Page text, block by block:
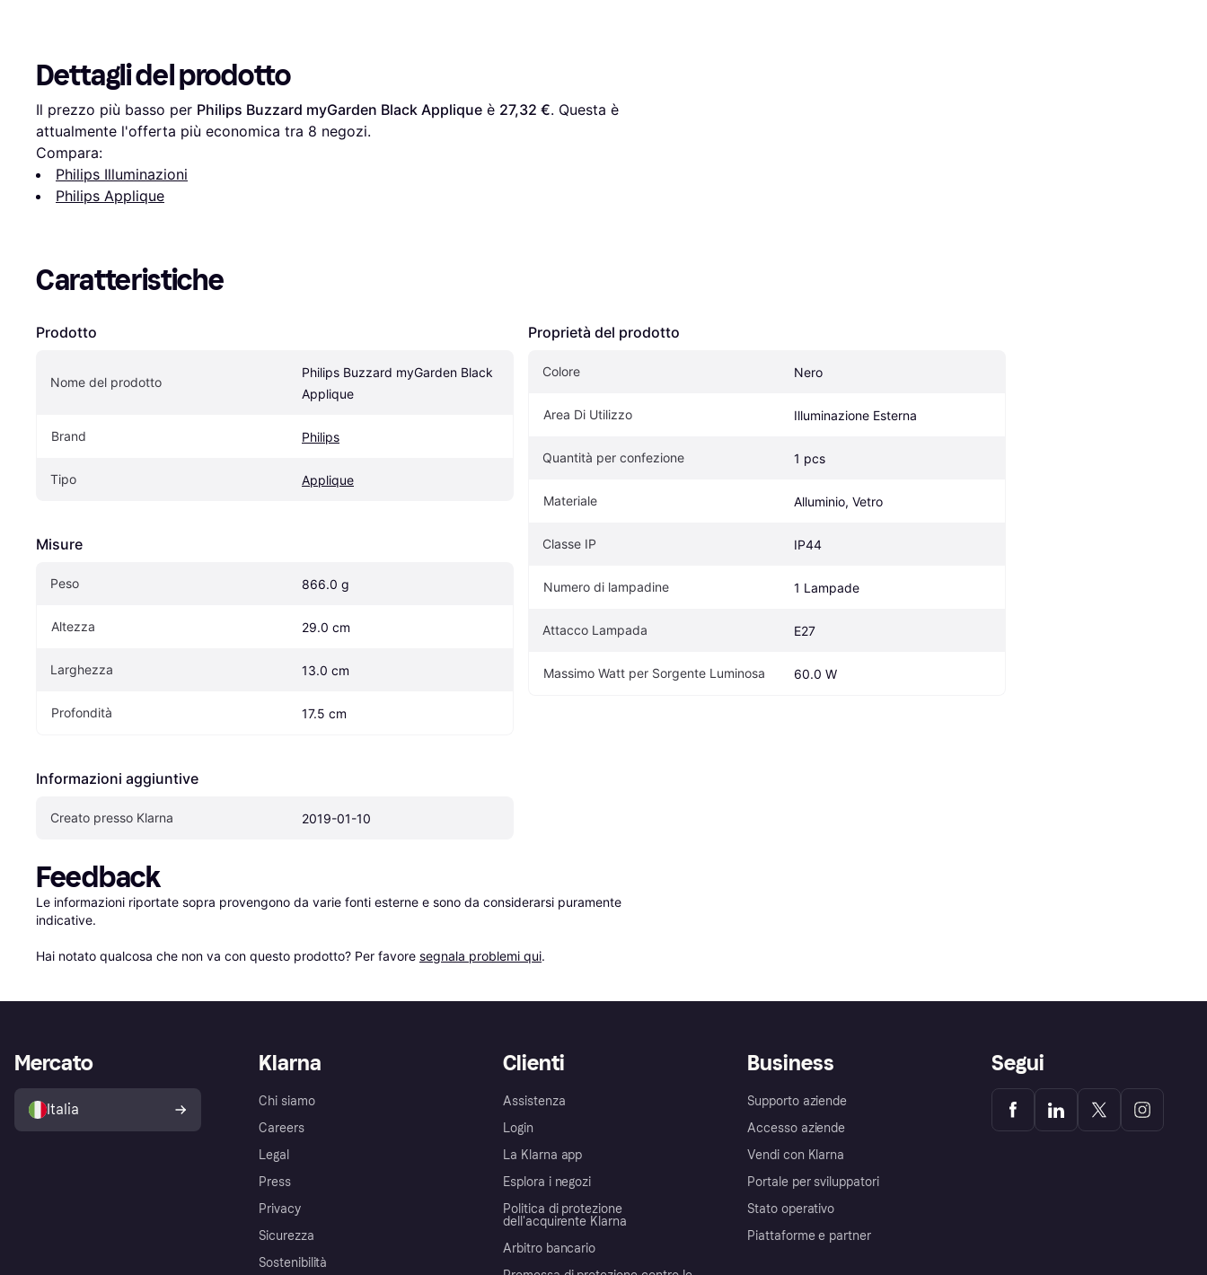
Dettagli del prodotto
Il prezzo più basso per Philips Buzzard myGarden Black Applique è 27,32 €. Questa è
attualmente l'offerta più economica tra 8 negozi.
Compara:
Philips Illuminazioni
Philips Applique
Caratteristiche
Prodotto
Nome del prodotto
Philips Buzzard myGarden Black
Applique
Brand Philips
Tipo Applique
Misure
Peso 866.0 g
Altezza 29.0 cm
Larghezza 13.0 cm
Profondità 17.5 cm
Informazioni aggiuntive
Creato presso Klarna 2019-01-10
Proprietà del prodotto
Colore Nero
Area Di Utilizzo Illuminazione Esterna
Quantità per confezione 1 pcs
Materiale Alluminio, Vetro
Classe IP IP44
Numero di lampadine 1 Lampade
Attacco Lampada E27
Massimo Watt per Sorgente Luminosa 60.0 W
Feedback
Le informazioni riportate sopra provengono da varie fonti esterne e sono da considerarsi puramente
indicative.
Hai notato qualcosa che non va con questo prodotto? Per favore segnala problemi qui.
Klarna
Chi siamo
Careers
Legal
Press
Privacy
Sicurezza
Sostenibilità
Clienti
Assistenza
Login
La Klarna app
Esplora i negozi
Politica di protezione
dell'acquirente Klarna
Arbitro bancario
Business
Supporto aziende
Accesso aziende
Vendi con Klarna
Portale per sviluppatori
Stato operativo
Piattaforme e partner
Mercato
Italia
Segui